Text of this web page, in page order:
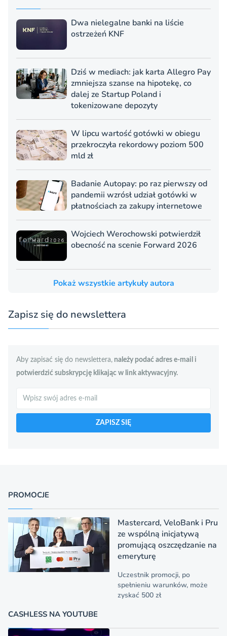
Dwa nielegalne banki na liście
ostrzeżeń KNF
Dziś w mediach: jak karta Allegro Pay
zmniejsza szanse na hipotekę, co
dalej ze Startup Poland i
tokenizowane depozyty
W lipcu wartość gotówki w obiegu
przekroczyła rekordowy poziom 500
mld zł
Badanie Autopay: po raz pierwszy od
pandemii wzrósł udział gotówki w
płatnościach za zakupy internetowe
Wojciech Werochowski potwierdził
obecność na scenie Forward 2026
Pokaż wszystkie artykuły autora
Zapisz się do newslettera
Aby zapisać się do newslettera, należy podać adres e-mail i
potwierdzić subskrypcję klikając w link aktywacyjny.
ZAPISZ SIĘ
PROMOCJE
Mastercard, VeloBank i Pru
ze wspólną inicjatywą
promującą oszczędzanie na
emeryturę
Uczestnik promocji, po
spełnieniu warunków, może
zyskać 500 zł
CASHLESS NA YOUTUBE